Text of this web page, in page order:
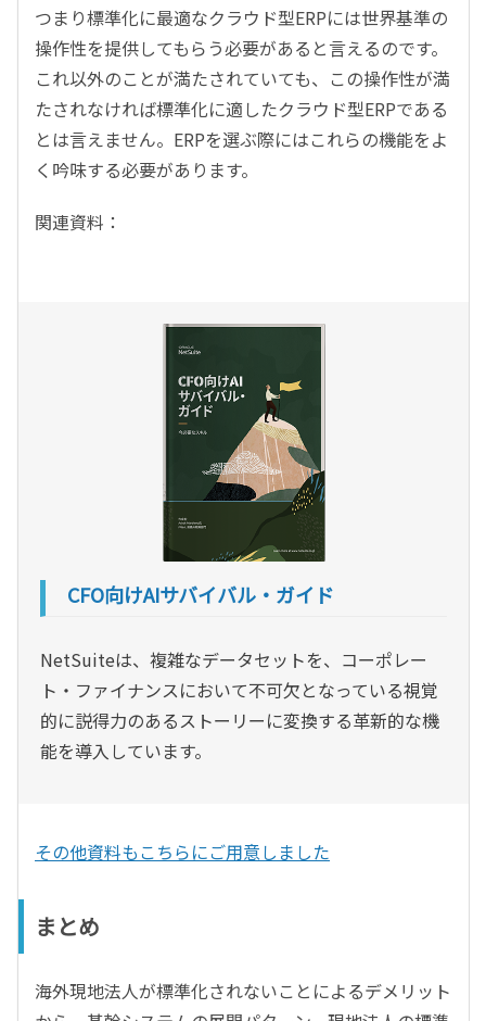
つまり標準化に最適なクラウド型ERPには世界基準の
操作性を提供してもらう必要があると言えるのです。
これ以外のことが満たされていても、この操作性が満
たされなければ標準化に適したクラウド型ERPである
とは言えません。ERPを選ぶ際にはこれらの機能をよ
く吟味する必要があります。
関連資料：
CFO向けAIサバイバル・ガイド
NetSuiteは、複雑なデータセットを、コーポレー
ト・ファイナンスにおいて不可欠となっている視覚
的に説得力のあるストーリーに変換する革新的な機
能を導入しています。
その他資料もこちらにご用意しました
まとめ
海外現地法人が標準化されないことによるデメリット